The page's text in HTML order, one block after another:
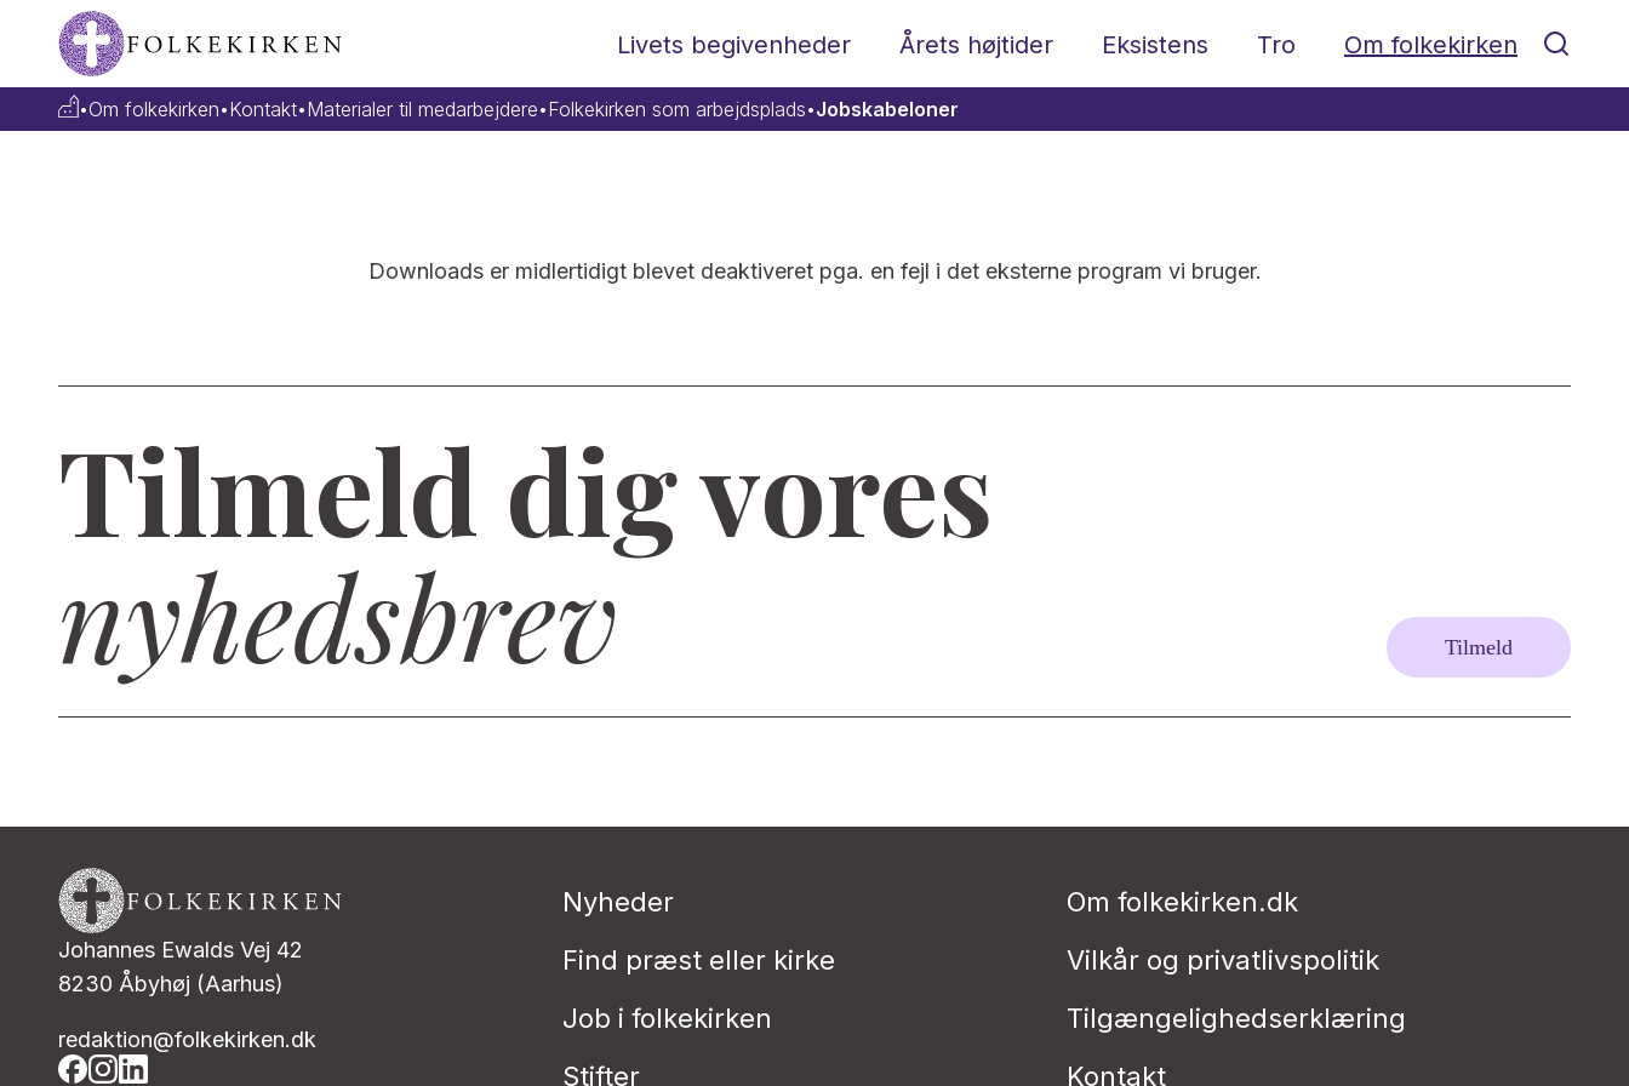
Livets begivenheder Årets højtider Eksistens Tro Om folkekirken
•Om folkekirken•Kontakt•Materialer til medarbejdere•Folkekirken som arbejdsplads•Jobskabeloner
Downloads er midlertidigt blevet deaktiveret pga. en fejl i det eksterne program vi bruger.
Tilmeld dig vores
nyhedsbrev
Tilmeld
Johannes Ewalds Vej 42
8230 Åbyhøj (Aarhus)
redaktion@folkekirken.dk
Nyheder
Find præst eller kirke
Job i folkekirken
Stifter
Om folkekirken.dk
Vilkår og privatlivspolitik
Tilgængelighedserklæring
Kontakt